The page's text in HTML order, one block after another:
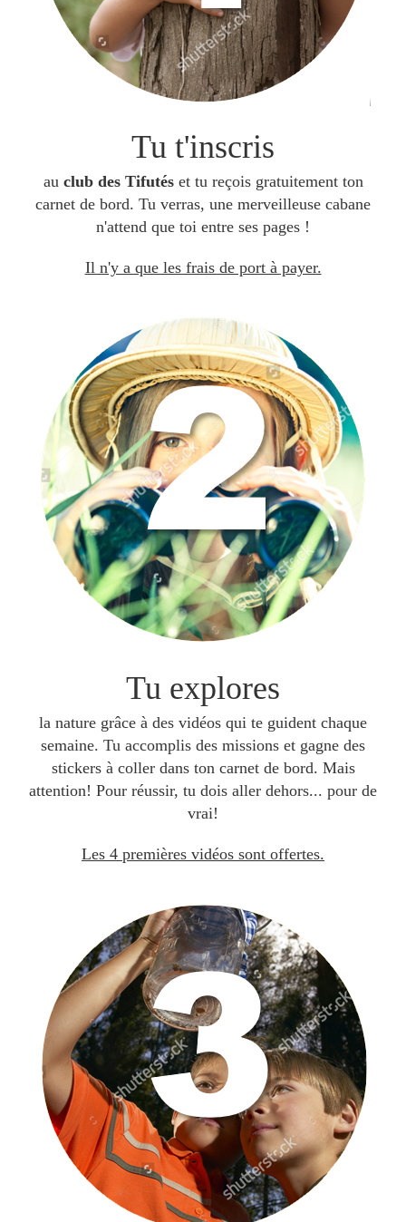
Tu t'inscris
au club des Tifutéset tu reçois gratuitement ton
carnet de bord. Tu verras, une merveilleuse cabane
n'attend que toi entre ses pages !
Il n'y a que les frais de port à payer.
Tu explores
la nature grâce à des vidéos qui te guident chaque
semaine. Tu accomplis des missions et gagne des
stickers à coller dans ton carnet de bord. Mais
attention! Pour réussir, tu dois aller dehors... pour de
vrai!
Les 4 premières vidéos sont offertes.